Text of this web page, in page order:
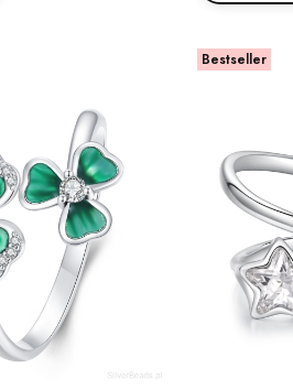
Bestseller